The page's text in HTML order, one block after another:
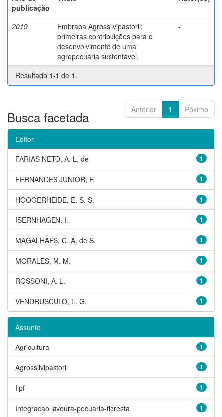
publicação
2019
Embrapa Agrossilvipastoril:
primeiras contribuições para o
desenvolvimento de uma
agropecuária sustentável.
-
Resultado 1-1 de 1.
Anterior 1 Póximo
Busca facetada
Editor
1
FARIAS NETO, A. L. de
1
FERNANDES JUNIOR, F.
1
HOOGERHEIDE, E. S. S.
1
ISERNHAGEN, I.
1
MAGALHÃES, C. A. de S.
1
MORALES, M. M.
1
ROSSONI, A. L.
1
VENDRUSCULO, L. G.
Assunto
1
Agricultura
1
Agrossilvipastoril
1
Ilpf
1
Integracao lavoura-pecuaria-floresta